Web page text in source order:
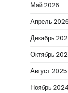
Май 2026
Апрель 2026
Декабрь
Октябрь
Август 2025
Ноябрь